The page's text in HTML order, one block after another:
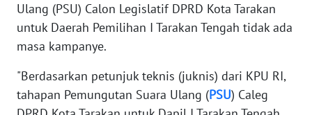
Ulang (PSU) Calon Legislatif DPRD Kota Tarakan
untuk Daerah Pemilihan I Tarakan Tengah tidak ada
masa kampanye.
"Berdasarkan petunjuk teknis (juknis) dari KPU RI,
tahapan Pemungutan Suara Ulang (PSU) Caleg
REDAKSI
KARIR
DISCLAIMER